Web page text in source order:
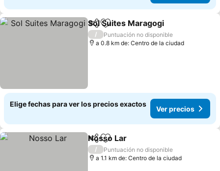
CompartirAgregar a favoritos
Sol Suites Maragogi
/
Puntuación no disponible
a 0.8 km de: Centro de la ciudad
Elige fechas para ver los precios exactos
Ver precios
CompartirAgregar a favoritos
Nosso Lar
/
Puntuación no disponible
a 1.1 km de: Centro de la ciudad